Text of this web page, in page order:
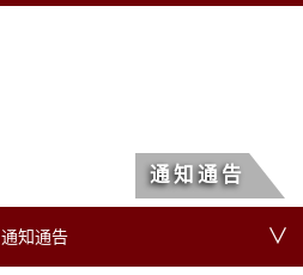
通知通告
通知通告 ∨